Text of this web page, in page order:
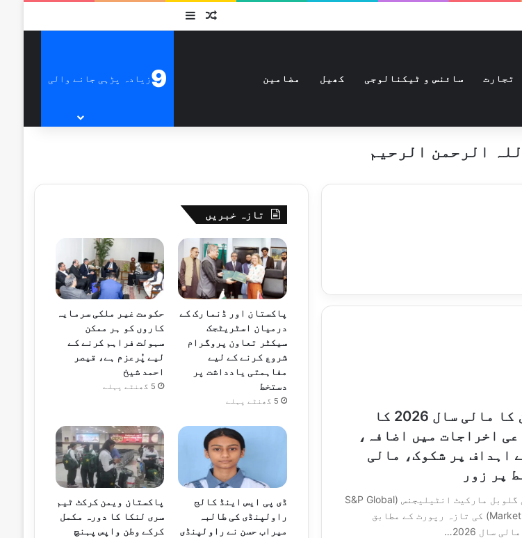
متفرق
تجارت سائنس و ٹیکنالوجی کھیل مضامین 9زیادہ پڑہی جانے والی
الرحمن الرحیم
پاکستان کا مالی سال 2026 کا
اخراجات میں اضافہ،
اہداف پر شکوک، مالی
پر زور
ایس اینڈ پی گلوبل مارکیٹ انٹیلیجنس (S&P Global
Market Intelligence) کی تازہ رپورٹ کے مطابق
سال 2026…
تازہ خبریں
پاکستان اور ڈنمارک کے
درمیان اسٹریٹجک
سیکٹر تعاون پروگرام
شروع کرنے کے لیے
مفاہمتی یادداشت پر
دستخط
5 گھنٹے پہلے
حکومت غیر ملکی سرمایہ
کاروں کو ہر ممکن
سہولت فراہم کرنے کے
لیے پُرعزم ہے، قیصر
احمد شیخ
5 گھنٹے پہلے
ڈی پی ایس اینڈ کالج
راولپنڈی کی طالبہ
میراب حسن نے راولپنڈی
پاکستان ویمن کرکٹ ٹیم
سری لنکا کا دورہ مکمل
کرکے وطن واپس پہنچ